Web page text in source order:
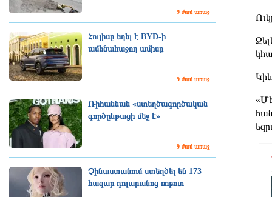
9 ժամ առաջ
Հուլիսը եղել է BYD-ի
ամենահաջող ամիսը
9 ժամ առաջ
Ռիհաննան «ստեղծագործական
գործընթացի մեջ է»
9 ժամ առաջ
Չինաստանում ստեղծել են 173
հազար դոլարանոց ռոբոտ